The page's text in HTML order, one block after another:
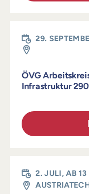
29.
ÖVG
Infrastruktur
2. JULI, AB 13